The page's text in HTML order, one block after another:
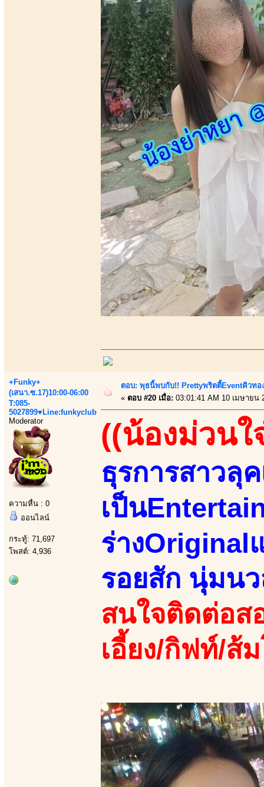
+Funky+
(เสนา.ซ.17)10:00-06:00
T:085-
5027899♥Line:funkyclub
Moderator
ความหื่น : 0
ออนไลน์
กระทู้: 71,697
โพสต์: 4,936
ตอบ: พุธนี้พบกับ!! Prettyพริตตี้Eventคิวทอ
« ตอบ #20 เมื่อ: 03:01:41 AM 10 เมษายน
((น้องม่วนใ
ธุรการสาวลุ
เป็น
ร่างOriginal
รอยสัก นุ่มน
สนใจติดต่อส
เอี้ยง/กิฟท์/ส้